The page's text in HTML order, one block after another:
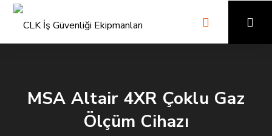
MSA Altair 4XR Çoklu Gaz
Ölçüm Cihazı